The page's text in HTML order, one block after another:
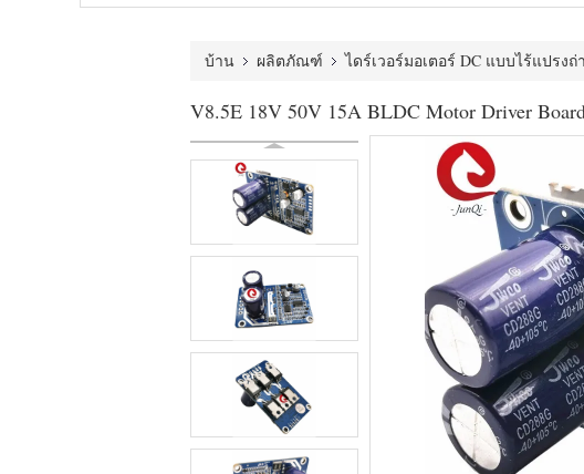
บ้าน ผลิตภัณฑ์ ไดร์เวอร์มอเตอร์ DC แบบไร้แปรงถ่
V8.5E 18V 50V 15A BLDC Motor Driver